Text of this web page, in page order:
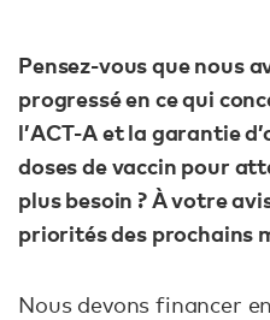
Pensez-vous que nous
progressé en ce qui
l’ACT-A et la garantie
doses de vaccin pour
plus besoin ? À votre
priorités des prochains
Nous devons financer